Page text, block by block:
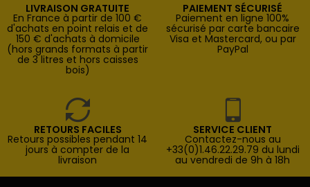
LIVRAISON GRATUITE
En France à partir de 100 €
d'achats en point relais et de
150 € d'achats à domicile
(hors grands formats à partir
de 3 litres et hors caisses
bois)
PAIEMENT SÉCURISÉ
Paiement en ligne 100%
sécurisé par carte bancaire
Visa et Mastercard, ou par
PayPal
RETOURS FACILES
Retours possibles pendant 14
jours à compter de la
livraison
SERVICE CLIENT
Contactez-nous au
+33(0)1.46.22.29.79 du lundi
au vendredi de 9h à 18h